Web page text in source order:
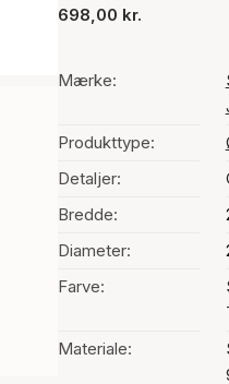
698,00 kr.
Mærke:
Produkttype:
Detaljer:
Bredde:
Diameter:
Farve:
Materiale: